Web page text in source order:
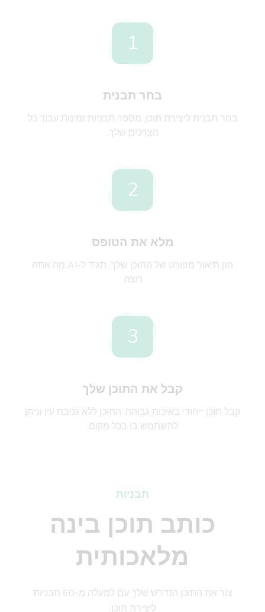
1
בחר תבנית
בחר תבנית ליצירת תוכן. מספר תבניות זמינות עבור כל
הצרכים שלך.
2
מלא את הטופס
הזן תיאור מפורט של התוכן שלך. תגיד ל-AI מה אתה
רוצה.
3
קבל את התוכן שלך
קבל תוכן ייחודי באיכות גבוהה. התוכן ללא גניבת עין וניתן
להשתמש בו בכל מקום.
תבניות
כותב תוכן בינה
מלאכותית
צור את התוכן הנדרש שלך עם למעלה מ-60 תבניות
ליצירת תוכן.